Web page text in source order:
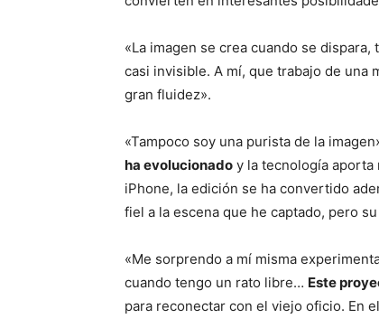
«La imagen se crea cuando se
casi invisible. A mí, que trabajo de una
gran fluidez».
«Tampoco soy una purista de la
ha evolucionado y la tecnología aporta
iPhone, la edición se ha convertido
fiel a la escena que he captado, pero
«Me sorprendo a mí misma
cuando tengo un rato libre… Este
para reconectar con el viejo oficio. En